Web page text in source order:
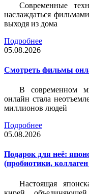
Современные
наслаждаться
выходя из дома
Подробнее
05.08.2026
Смотреть фильмы
В современном
онлайн стала
миллионов людей
Подробнее
05.08.2026
Подарок для неё:
(пробиотики,
Настоящая